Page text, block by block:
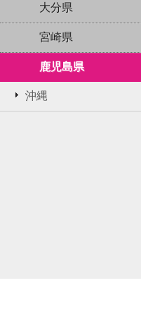
大分県
宮崎県
鹿児島県
沖縄